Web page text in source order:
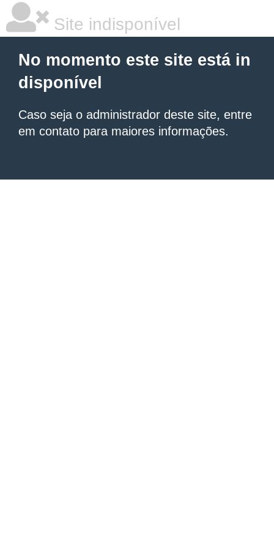
Site indisponível
No momento este site está in
disponível
Caso seja o administrador deste site, entre
em contato para maiores informações.